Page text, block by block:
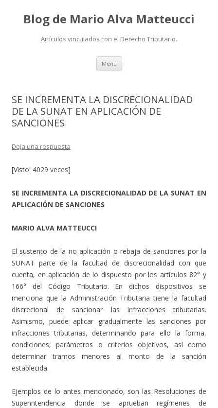
Blog de Mario Alva Matteucci
Artículos vinculados con el Derecho Tributario.
Menú Ir
contenido
SE INCREMENTA LA DISCRECIONALIDAD
DE LA SUNAT EN APLICACIÓN DE
SANCIONES
Deja una respuesta
[Visto: 4029 veces]
SE INCREMENTA LA DISCRECIONALIDAD DE LA SUNAT EN
APLICACIÓN DE SANCIONES
MARIO ALVA MATTEUCCI
El sustento de la no aplicación o rebaja de sanciones por la
SUNAT parte de la facultad de discrecionalidad con que
cuenta, en aplicación de lo dispuesto por los artículos 82° y
166° del Código Tributario. En dichos dispositivos se
menciona que la Administración Tributaria tiene la facultad
discrecional de sancionar las infracciones tributarias.
Asimismo, puede aplicar gradualmente las sanciones por
infracciones tributarias, determinando para ello la forma,
condiciones, parámetros o criterios objetivos, así como
determinar tramos menores al monto de la sanción
establecida.
Ejemplos de lo antes mencionado, son las Resoluciones de
Superintendencia donde se aprueban regímenes de